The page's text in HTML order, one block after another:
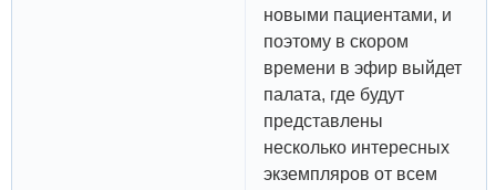
новыми пациентами, и
поэтому в скором
времени в эфир выйдет
палата, где будут
представлены
несколько интересных
экземпляров от всем